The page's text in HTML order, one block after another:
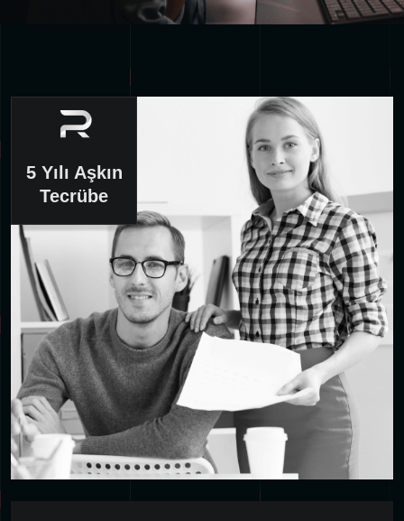
5 Yılı Aşkın
Tecrübe